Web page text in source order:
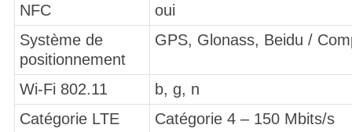
NFC
oui
Système de
positionnement
GPS, Glonass, Beidu /
Wi-Fi 802.11
b, g, n
Catégorie LTE
Catégorie 4 – 150 Mbits/s